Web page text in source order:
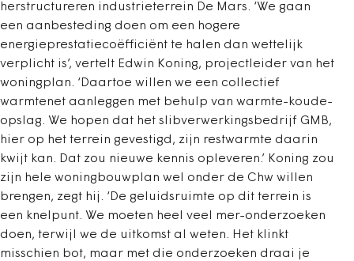
herstructureren industrieterrein De Mars. ‘We gaan
een aanbesteding doen om een hogere
energieprestatiecoëfficiënt te halen dan wettelijk
verplicht is’, vertelt Edwin Koning, projectleider van het
woningplan. ‘Daartoe willen we een collectief
warmtenet aanleggen met behulp van warmte-koude-
opslag. We hopen dat het slibverwerkingsbedrijf GMB,
hier op het terrein gevestigd, zijn restwarmte daarin
kwijt kan. Dat zou nieuwe kennis opleveren.’ Koning zou
zijn hele woningbouwplan wel onder de Chw willen
brengen, zegt hij. ‘De geluidsruimte op dit terrein is
een knelpunt. We moeten heel veel mer-onderzoeken
doen, terwijl we de uitkomst al weten. Het klinkt
misschien bot, maar met die onderzoeken draai je